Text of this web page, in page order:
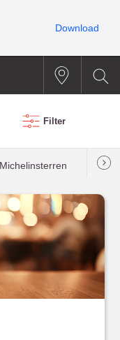
Filter
Michelinsterren
Download